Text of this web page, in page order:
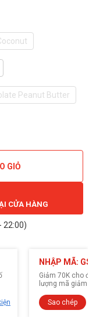
Peanut Butter
GIỎ
CỬA HÀNG
22:00)
NHẬP MÃ:
Giảm 70K cho
lượng mã
Sao chép